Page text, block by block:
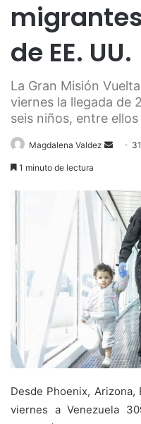
de EE. UU.
La Gran Misión
viernes la llegada de
seis niños, entre
Magdalena Valdez
Send
1 minuto de lectura
Desde Phoenix,
viernes a Venezuela